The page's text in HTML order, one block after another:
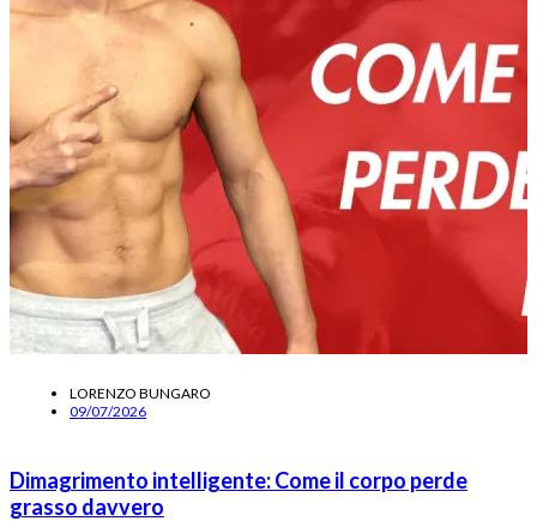
LORENZO BUNGARO
09/07/2026
Dimagrimento intelligente: Come il corpo perde
grasso davvero